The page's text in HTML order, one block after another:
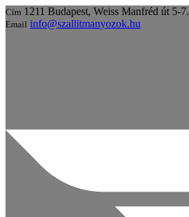
Cím 1211 Budapest, Weiss Manfréd út 5-7.
Email info@szallitmanyozok.hu